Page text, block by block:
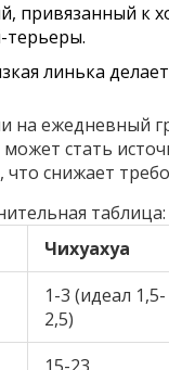
привязанный к
терьеры.
линька
на ежедневный
стать
снижает
Чихуахуа
1-3 (идеал 1,5-
2,5)